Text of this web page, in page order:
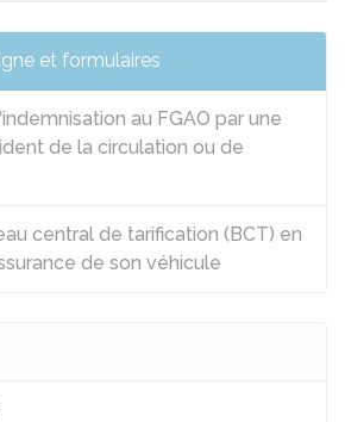
et formulaires
au FGAO par une
de la circulation ou de
central de tarification (BCT) en
de son véhicule